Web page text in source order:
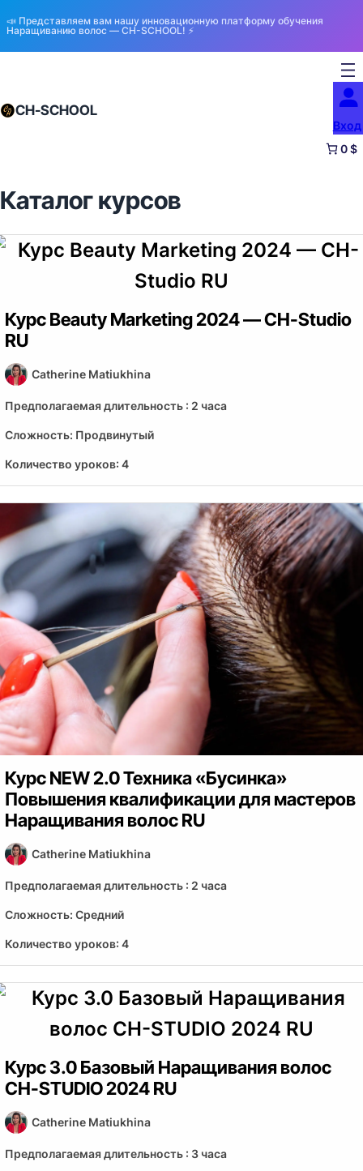
📣 Представляем вам нашу инновационную платформу обучения
Наращиванию волос — CH-SCHOOL! ⚡️
CH-SCHOOL
Вход
0 $
Каталог курсов
Курс Beauty Marketing 2024 — CH-Studio
RU
Catherine Matiukhina
Предполагаемая длительность : 2 часа
Сложность: Продвинутый
Количество уроков: 4
Курс NEW 2.0 Техника «Бусинка»
Повышения квалификации для мастеров
Наращивания волос RU
Catherine Matiukhina
Предполагаемая длительность : 2 часа
Сложность: Средний
Количество уроков: 4
Курс 3.0 Базовый Наращивания волос
CH-STUDIO 2024 RU
Catherine Matiukhina
Предполагаемая длительность : 3 часа